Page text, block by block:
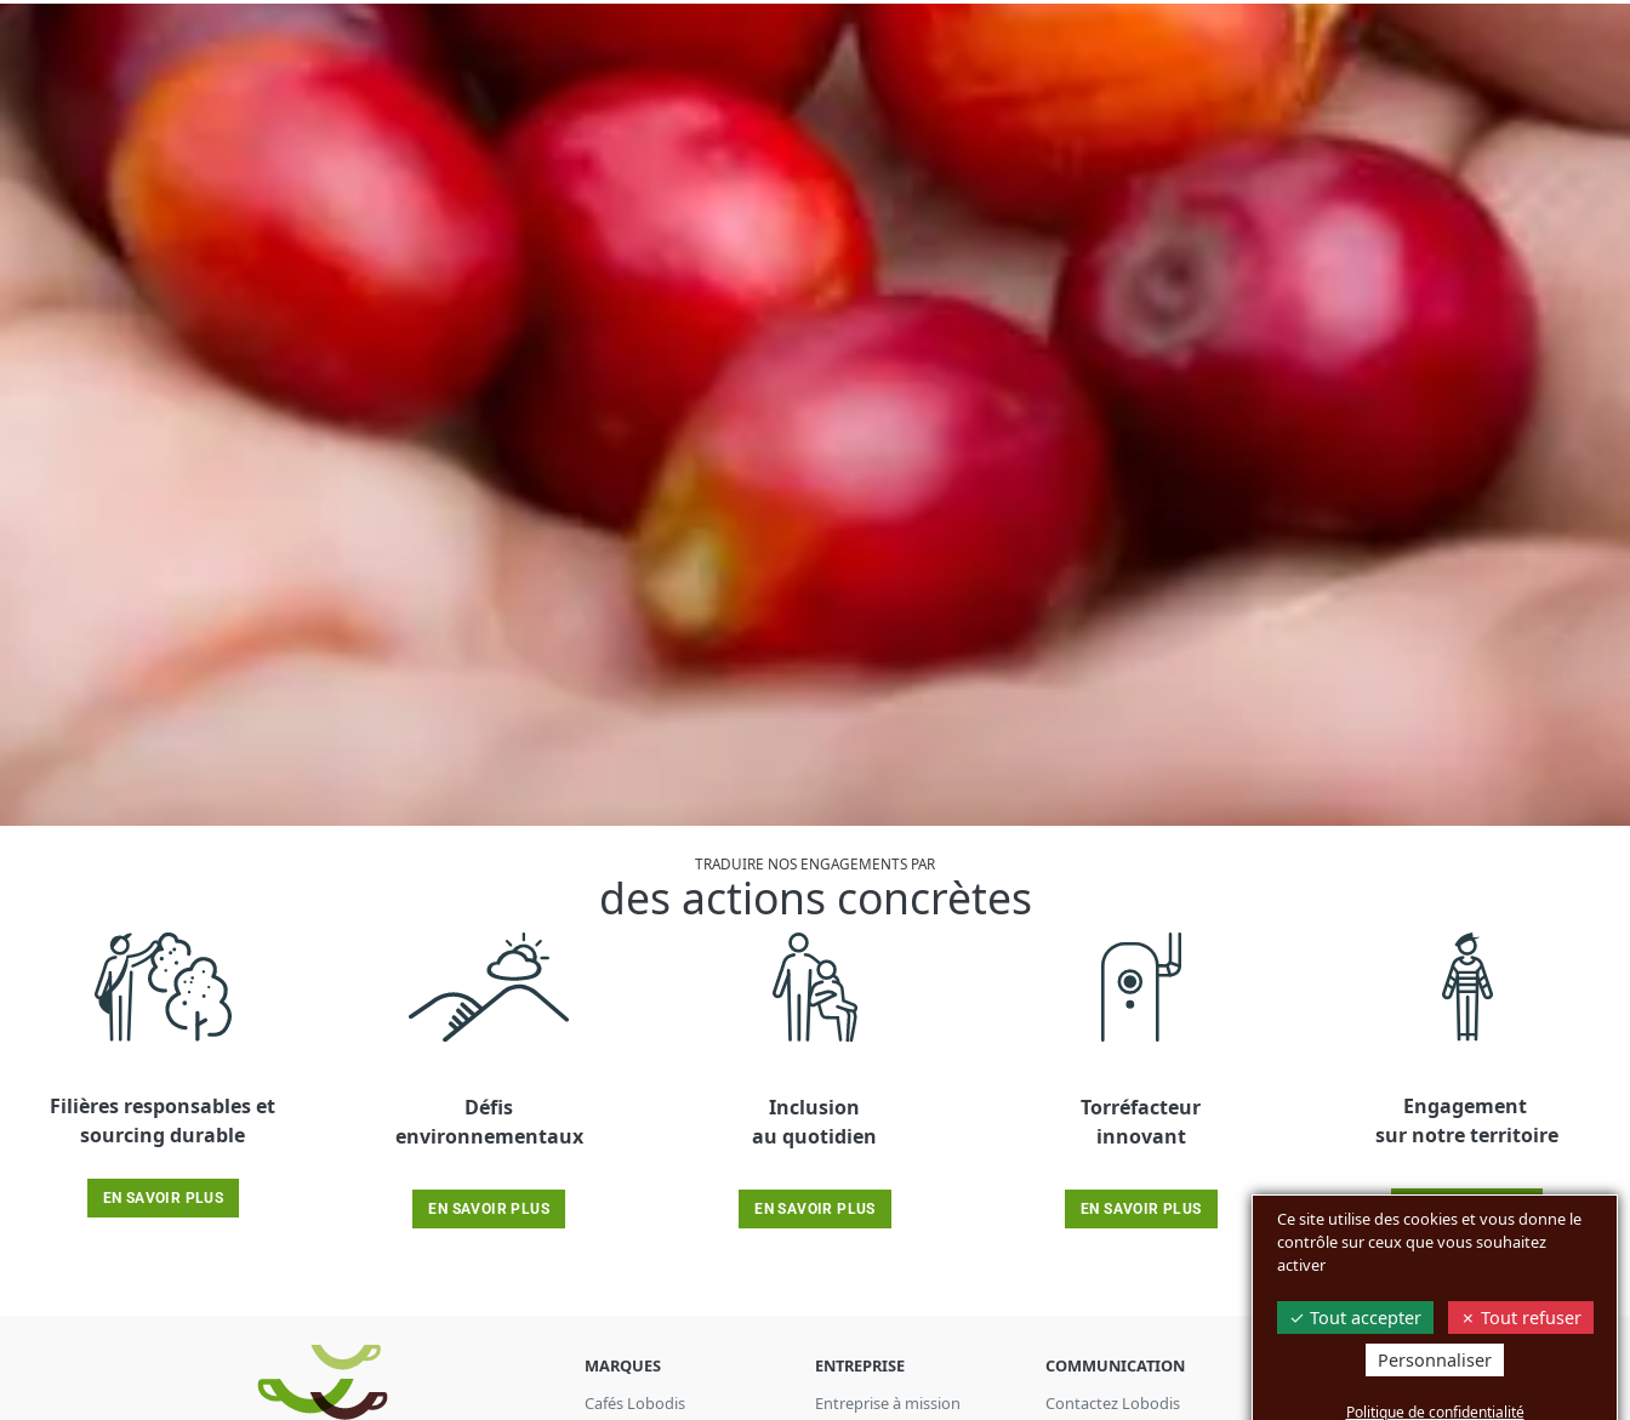
TRADUIRE NOS ENGAGEMENTS PAR
des actions concrètes
Filières responsables et
sourcing durable
EN SAVOIR PLUS
Défis
environnementaux
EN SAVOIR PLUS
Inclusion
au quotidien
EN SAVOIR PLUS
Torréfacteur
innovant
EN SAVOIR PLUS
Engagement
sur notre territoire
MARQUES
Cafés Lobodis
ENTREPRISE
Entreprise à mission
COMMUNICATION
Contactez Lobodis
Particuliers
Ce site utilise des cookies et vous donne le
contrôle sur ceux que vous souhaitez
activer
Tout accepter
Tout refuser
Personnaliser
Politique de confidentialité